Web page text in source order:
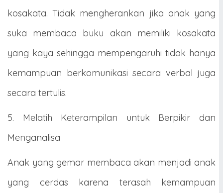
kosakata. Tidak mengherankan jika anak yang
suka membaca buku akan memiliki kosakata
yang kaya sehingga mempengaruhi tidak hanya
kemampuan berkomunikasi secara verbal juga
secara tertulis.
5. Melatih Keterampilan untuk Berpikir dan
Menganalisa
Anak yang gemar membaca akan menjadi anak
yang cerdas karena terasah kemampuan